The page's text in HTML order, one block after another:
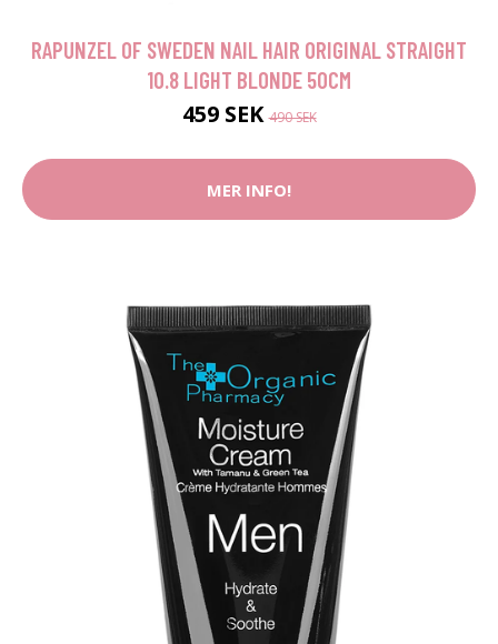
RAPUNZEL OF SWEDEN NAIL HAIR ORIGINAL STRAIGHT
10.8 LIGHT BLONDE 50CM
459 SEK490 SEK
MER INFO!